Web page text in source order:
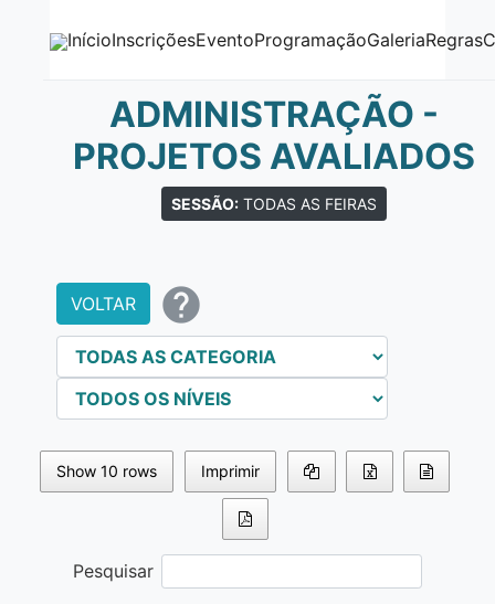
InícioInscriçõesEventoProgramaçãoGaleriaRegras
ADMINISTRAÇÃO -
PROJETOS AVALIADOS
SESSÃO: TODAS AS FEIRAS
VOLTAR help
Show 10 rows Imprimir
Pesquisar